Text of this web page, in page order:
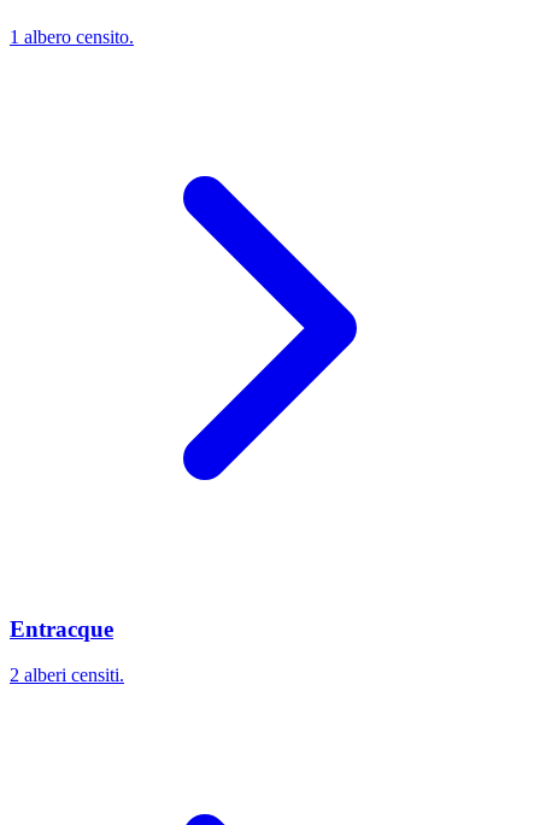
1 albero censito.
Entracque
2 alberi censiti.